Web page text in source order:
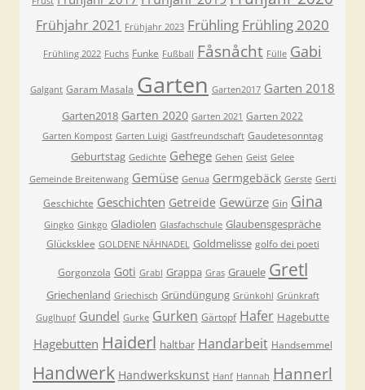
Frühjahr 2021 Frühjahr 2023 Frühling Frühling 2020
Frühling 2022 Fuchs Funke Fußball Fåsnåcht Fülle Gabi
Galgant Garam Masala Garten Garten2017 Garten 2018
Garten2018 Garten 2020 Garten 2021 Garten 2022
Garten Kompost Garten Luigi Gastfreundschaft Gaudetesonntag
Geburtstag Gedichte Gehege Gehen Geist Gelee
Gemeinde Breitenwang Gemüse Genua Germgebäck Gerste Gerti
Geschichte Geschichten Getreide Gewürze Gin Gina
Gingko Ginkgo Gladiolen Glasfachschule Glaubensgespräche
Glücksklee GOLDENE NÄHNADEL Goldmelisse golfo dei poeti
Gorgonzola Goti Grabl Grappa Gras Grauele Gretl
Griechenland Griechisch Gründüngung Grünkohl Grünkraft
Guglhupf Gundel Gurke Gurken Gärtopf Hafer Hagebutte
Hagebutten Haiderl haltbar Handarbeit Handsemmel
Handwerk Handwerkskunst Hanf Hannah Hannerl